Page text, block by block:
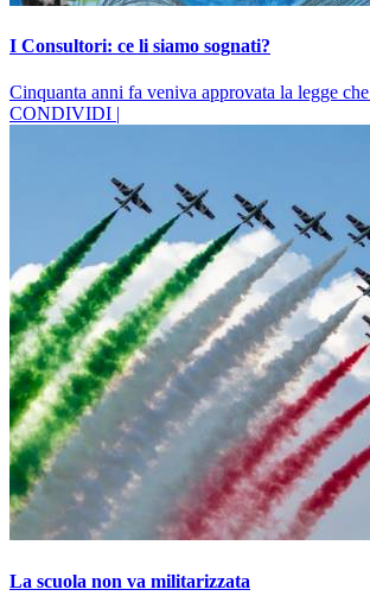
I Consultori: ce li siamo sognati?
Cinquanta anni fa veniva approvata la legge
CONDIVIDI |
La scuola non va militarizzata